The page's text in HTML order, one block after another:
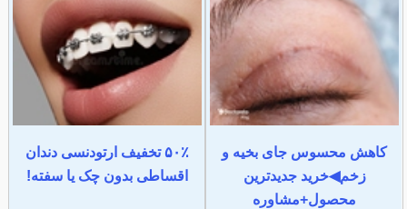
کاهش محسوس جای بخیه و
زخم◀خرید جدیدترین
محصول+مشاوره
۵۰٪ تخفیف ارتودنسی دندان
اقساطی بدون چک یا سفته!